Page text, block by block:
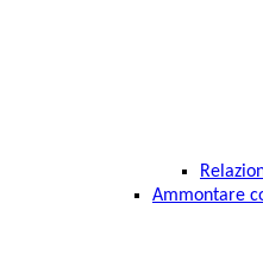
Ammontare